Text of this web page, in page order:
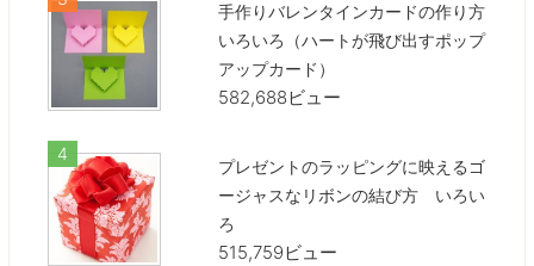
手作りバレンタインカードの作り方
いろいろ（ハートが飛び出すポップ
アップカード）
582,688ビュー
プレゼントのラッピングに映えるゴ
ージャスなリボンの結び方 いろい
ろ
515,759ビュー